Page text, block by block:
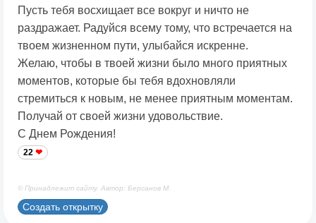
Пусть тебя восхищает все вокруг и ничто не
раздражает. Радуйся всему тому, что встречается на
твоем жизненном пути, улыбайся искренне.
Желаю, чтобы в твоей жизни было много приятных
моментов, которые бы тебя вдохновляли
стремиться к новым, не менее приятным моментам.
Получай от своей жизни удовольствие.
С Днем Рождения!
22
© Принадлежит сайту. Автор: Берсанов М.
Создать открытку